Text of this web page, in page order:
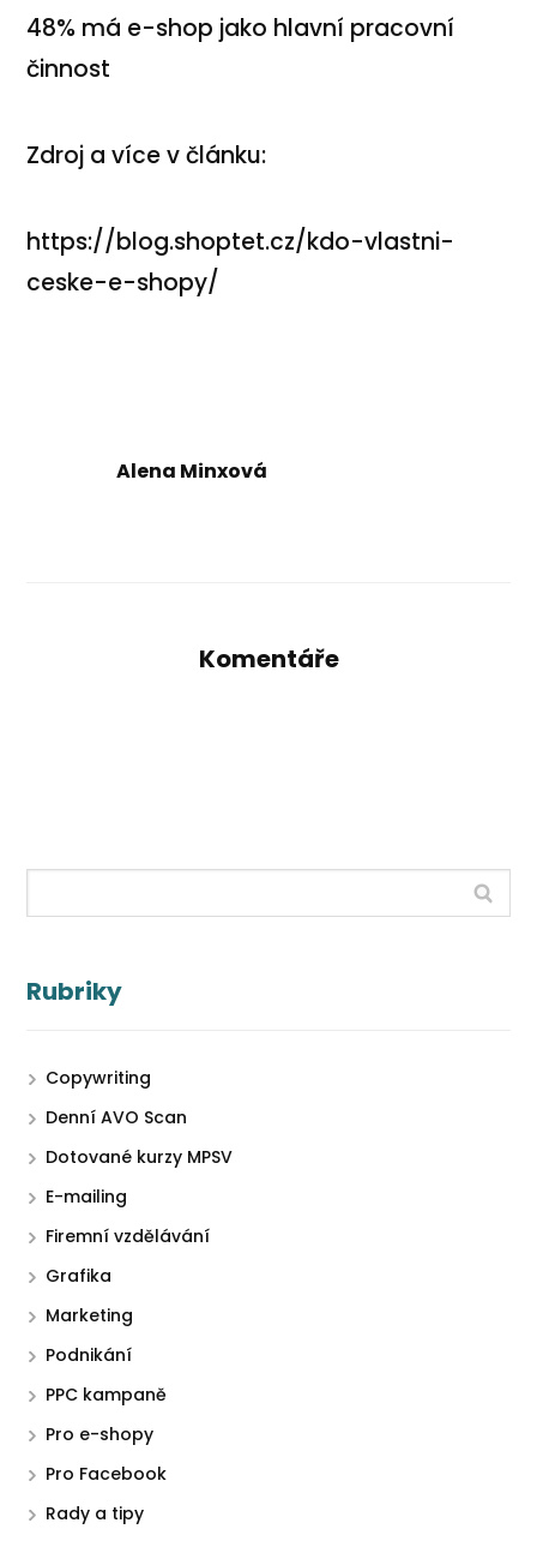
48% má e-shop jako hlavní pracovní
činnost
Zdroj a více v článku:
https://blog.shoptet.cz/kdo-vlastni-
ceske-e-shopy/
Alena Minxová
Komentáře
Rubriky
Copywriting
Denní AVO Scan
Dotované kurzy MPSV
E-mailing
Firemní vzdělávání
Grafika
Marketing
Podnikání
PPC kampaně
Pro e-shopy
Pro Facebook
Rady a tipy